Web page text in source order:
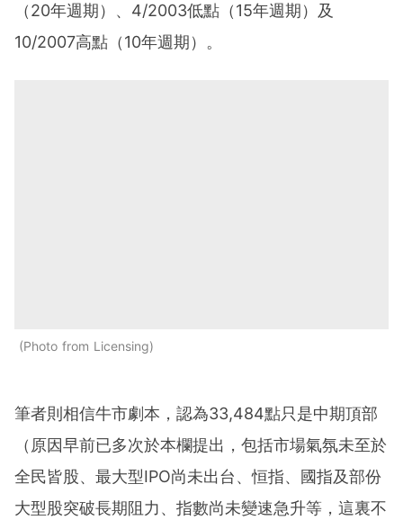
（20年週期）、4/2003低點（15年週期）及
10/2007高點（10年週期）。
Photo from Licensing
筆者則相信牛市劇本，認為33,484點只是中期頂部
（原因早前已多次於本欄提出，包括市場氣氛未至於
全民皆股、最大型IPO尚未出台、恒指、國指及部份
大型股突破長期阻力、指數尚未變速急升等，這裏不